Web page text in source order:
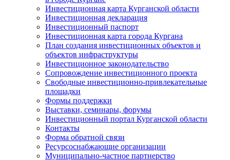
Инвестиционная карта Курганской области
Инвестиционная декларация
Инвестиционный паспорт
Инвестиционная карта города Кургана
План создания инвестиционных объектов и
объектов инфраструктуры
Инвестиционное законодательство
Сопровождение инвестиционного проекта
Свободные инвестиционно-привлекательные
площадки
Формы поддержки
Выставки, семинары, форумы
Инвестиционный портал Курганской области
Контакты
Форма обратной связи
Ресурсоснабжающие организации
Муниципально-частное партнерство